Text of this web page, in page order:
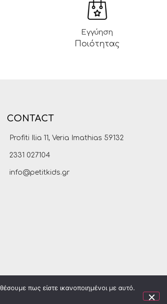
Εγγύηση
Ποιότητας
CONTACT
Profiti Ilia 11, Veria Imathias 59132
2331 027104
info@petitkids.gr
πως είστε ικανοποιημένοι με αυτό.